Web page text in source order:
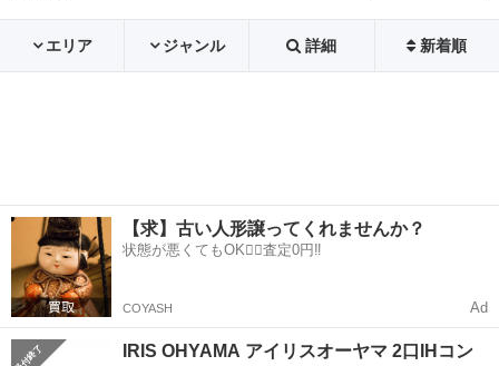
エリア ジャンル 詳細 新着順
【求】古い人形譲ってくれませんか？
状態が悪くてもOK🙆‍♀️査定0円‼️
COYASH Ad
IRIS OHYAMA アイリスオーヤマ 2口IHコン